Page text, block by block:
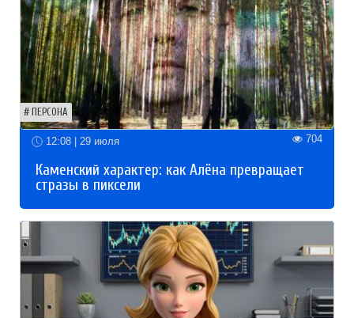
ПЕРСОНА
12:08 | 29 июля 704
Каменский характер: как Алёна превращает
стразы в пиксели